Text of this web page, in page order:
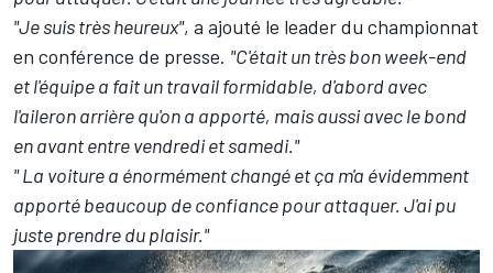
"Je suis très heureux", a ajouté le leader du championnat
en conférence de presse. "C'était un très bon week-end
et l'équipe a fait un travail formidable, d'abord avec
l'aileron arrière qu'on a apporté, mais aussi avec le bond
en avant entre vendredi et samedi."
" La voiture a énormément changé et ça m'a évidemment
apporté beaucoup de confiance pour attaquer. J'ai pu
juste prendre du plaisir."